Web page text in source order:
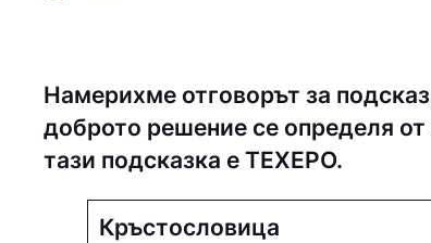
Намерихме отговорът за
доброто решение се определя от
тази подсказка е ТEХEPO.
Кръстословица